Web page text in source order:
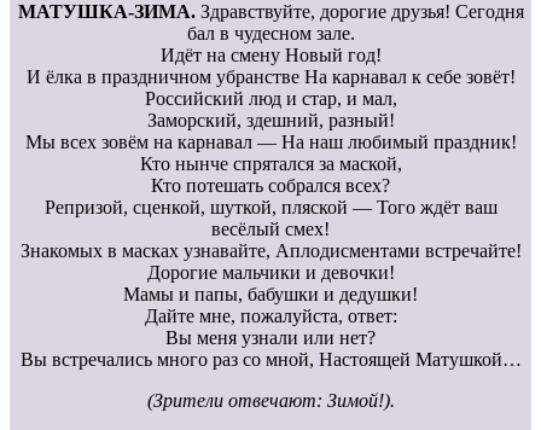
МАТУШКА-ЗИМА.Здравствуйте, дорогие друзья! Сегодня
бал в чудесном зале.
Идёт на смену Новый год!
И ёлка в праздничном убранстве На карнавал к себе зовёт!
Российский люд и стар, и мал,
Заморский, здешний, разный!
Мы всех зовём на карнавал — На наш любимый праздник!
Кто нынче спрятался за маской,
Кто потешать собрался всех?
Репризой, сценкой, шуткой, пляской — Того ждёт ваш
весёлый смех!
Знакомых в масках узнавайте, Аплодисментами встречайте!
Дорогие мальчики и девочки!
Мамы и папы, бабушки и дедушки!
Дайте мне, пожалуйста, ответ:
Вы меня узнали или нет?
Вы встречались много раз со мной, Настоящей Матушкой…
(Зрители отвечают: Зимой!).